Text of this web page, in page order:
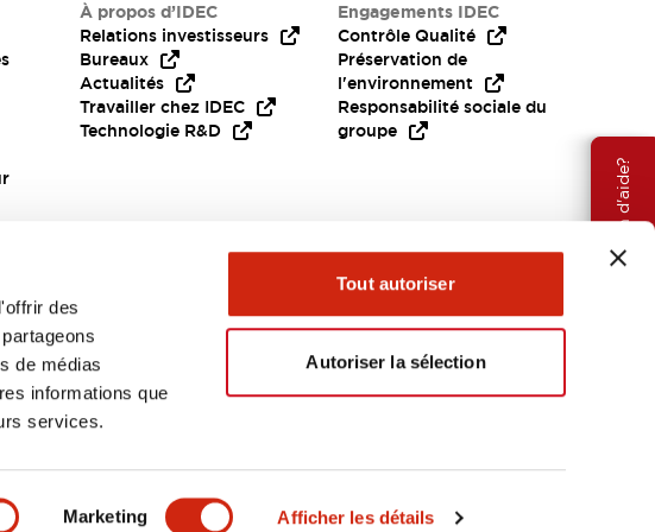
des
de médias
informations que
services.
Marketing Afficher les détails
Tout autoriser
Autoriser la sélection
Besoin d'aide?
DOCUMENTS ET FICHIERS
À propos d’IDEC
Relations investisseurs
Bureaux
Actualités
Travailler chez IDEC
Technologie R&D
Engagements IDEC
Contrôle Qualité
Préservation de
l'environnement
Responsabilité sociale du
groupe
EMEA